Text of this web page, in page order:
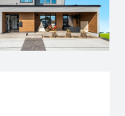
約